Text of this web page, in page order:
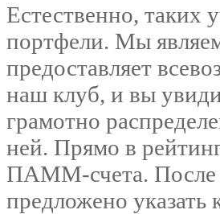
Естественно,
портфели. Мы
предоставляет
наш клуб, и вы
грамотно
ней. Прямо в
ПАММ-счета. После
предложено указать